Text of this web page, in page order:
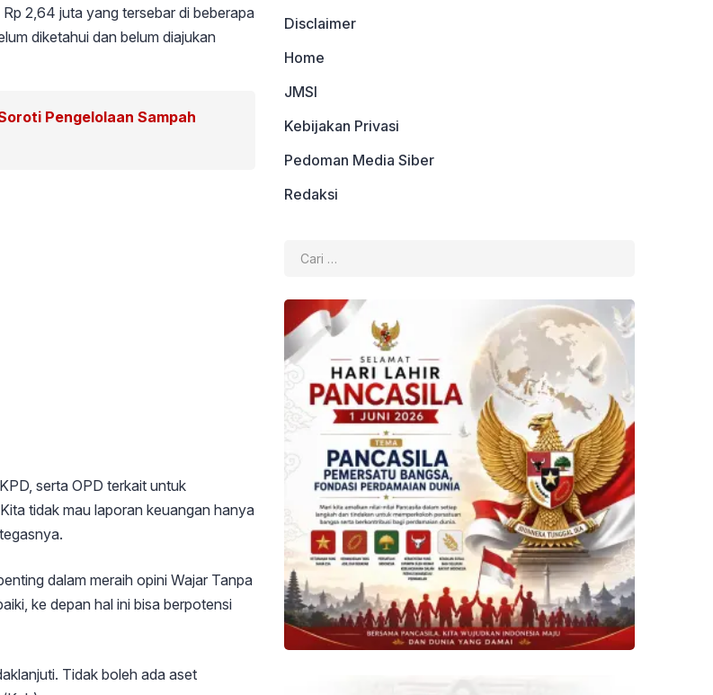
2,64 juta yang tersebar di beberapa
diketahui dan belum diajukan
Pengelolaan Sampah
serta OPD terkait untuk
tidak mau laporan keuangan hanya
dalam meraih opini Wajar Tanpa
ke depan hal ini bisa berpotensi
Tidak boleh ada aset
Disclaimer
Home
JMSI
Kebijakan Privasi
Pedoman Media Siber
Redaksi
untuk: